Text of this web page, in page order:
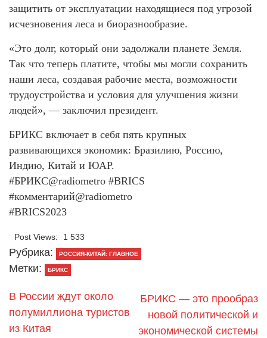
защитить от эксплуатации находящиеся под угрозой
исчезновения леса и биоразнообразие.
«Это долг, который они задолжали планете Земля.
Так что теперь платите, чтобы мы могли сохранить
наши леса, создавая рабочие места, возможности
трудоустройства и условия для улучшения жизни
людей», — заключил президент.
БРИКС включает в себя пять крупных
развивающихся экономик: Бразилию, Россию,
Индию, Китай и ЮАР.
#БРИКС@radiometro #BRICS
#комментарий@radiometro
#BRICS2023
Post Views: 1 533
Рубрика: РОССИЯ-КИТАЙ: ГЛАВНОЕ
Метки: БРИКС
​В России ждут около
полумиллиона туристов
из Китая
БРИКС — это прообраз
новой политической и
экономической системы